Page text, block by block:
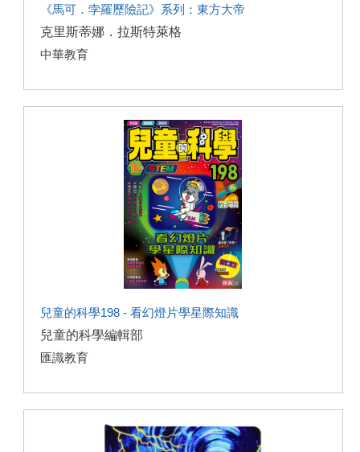
《馬可．孛羅歷險記》系列：東方大帝
克里斯蒂娜．拉斯特萊格
中華教育
兒童的科學198 - 看幻燈片學星際知識
兒童的科學編輯部
匯識教育